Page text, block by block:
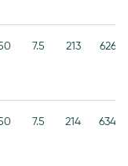
7.5 213 626
7.5 214 634